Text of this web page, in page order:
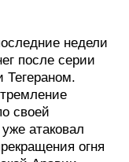
недели
после серии
Тегераном.
своей
атаковал
огня